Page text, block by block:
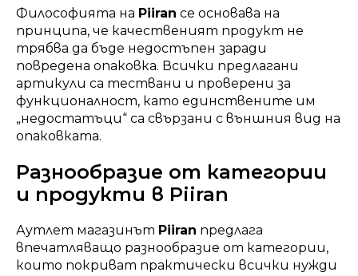
Философията на Piiran се основава на
принципа, че качественият продукт не
трябва да бъде недостъпен заради
повредена опаковка. Всички предлагани
артикули са тествани и проверени за
функционалност, като единствените им
„недостатъци“ са свързани с външния вид на
опаковката.
Разнообразие от категории
и продукти в Piiran
Аутлет магазинът Piiran предлага
впечатляващо разнообразие от категории,
които покриват практически всички нужди